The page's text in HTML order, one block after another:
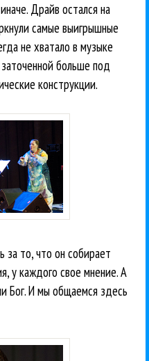
Драйв остался на
самые выигрышные
не хватало в музыке
больше под
конструкции.
за то, что он собирает
у каждого свое мнение. А
Бог. И мы общаемся здесь